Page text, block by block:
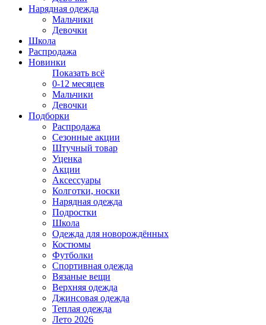
Нарядная одежда
Мальчики
Девочки
Школа
Распродажа
Новинки
Показать всё
0-12 месяцев
Мальчики
Девочки
Подборки
Распродажа
Сезонные акции
Штучный товар
Уценка
Акции
Аксессуары
Колготки, носки
Нарядная одежда
Подростки
Школа
Одежда для новорождённых
Костюмы
Футболки
Спортивная одежда
Вязаные вещи
Верхняя одежда
Джинсовая одежда
Теплая одежда
Лето 2026